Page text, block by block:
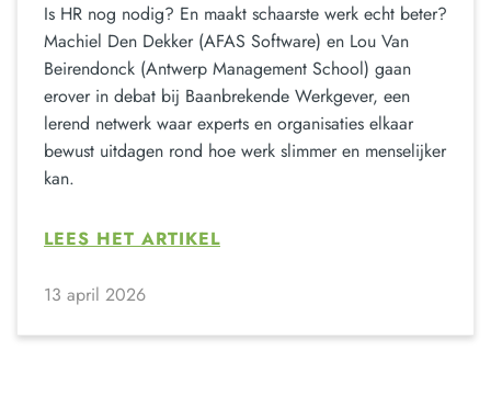
Is HR nog nodig? En maakt schaarste werk echt beter?
Machiel Den Dekker (AFAS Software) en Lou Van
Beirendonck (Antwerp Management School) gaan
erover in debat bij Baanbrekende Werkgever, een
lerend netwerk waar experts en organisaties elkaar
bewust uitdagen rond hoe werk slimmer en menselijker
kan.
LEES HET ARTIKEL
13 april 2026